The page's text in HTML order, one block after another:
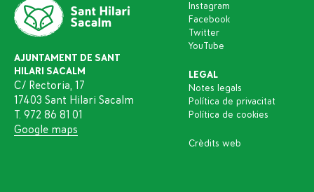
AJUNTAMENT DE SANT
HILARI SACALM
C/ Rectoria, 17
17403 Sant Hilari Sacalm
T. 972 86 81 01
Google maps
Instagram
Facebook
Twitter
YouTube
LEGAL
Notes legals
Política de privacitat
Política de cookies
Crèdits web